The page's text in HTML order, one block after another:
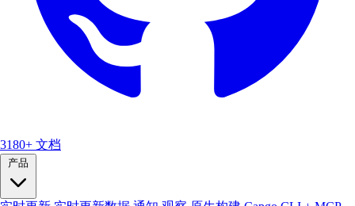
3180+ 文档
产品